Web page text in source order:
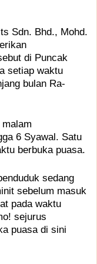
Sdn. Bhd., Mohd.
di Puncak
setiap waktu
bulan Ra­
6 Syawal. Satu
berbuka puasa.
sedang
sebelum masuk
pada waktu
sejurus
puasa di sini